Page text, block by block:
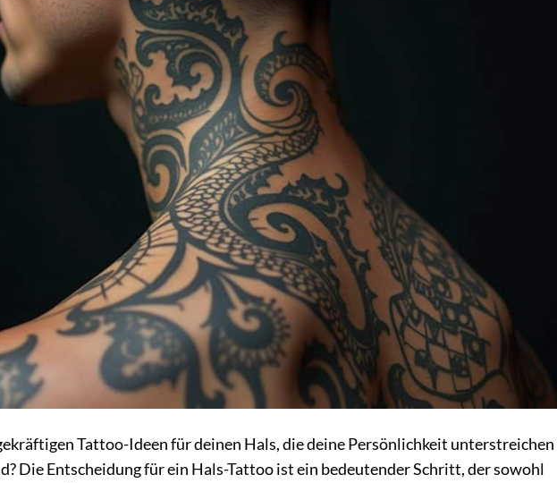
Tattoo-Ideen für deinen Hals, die deine Persönlichkeit unterstreichen
Die Entscheidung für ein Hals-Tattoo ist ein bedeutender Schritt, der sowohl